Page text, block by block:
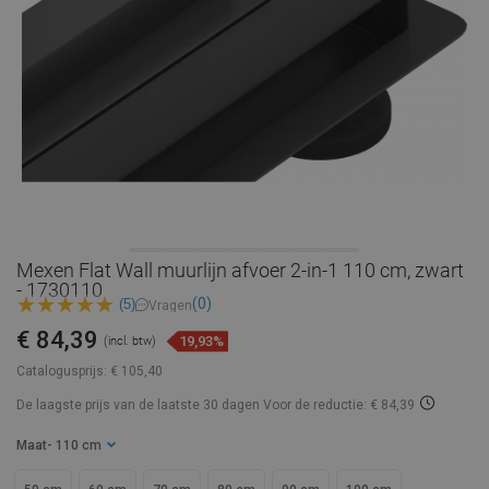
Mexen Flat Wall muurlijn afvoer 2-in-1 110 cm, zwart
- 1730110
(5) Vragen(0)
Catalogusprijs: € 105,40
€ 84,39 (incl. btw) 19,93%
De laagste prijs van de laatste 30 dagen Voor de reductie: € 84,39
Maat - 110 cm